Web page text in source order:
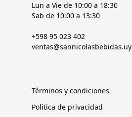
Lun a Vie de 10:00 a 18:30
Sab de 10:00 a 13:30
+598 95 023 402
ventas@sannicolasbebidas.uy
Términos y condiciones
Política de privacidad